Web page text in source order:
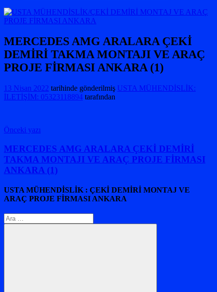
MERCEDES AMG ARALARA ÇEKİ
DEMİRİ TAKMA MONTAJI VE ARAÇ
PROJE FİRMASI ANKARA (1)
13 Nisan 2022 tarihinde gönderilmiş USTA MÜHENDİSLİK:
İLETİŞİM: 05323118894 tarafından
Yazı
gezinmesi
Önceki yazı
MERCEDES AMG ARALARA ÇEKİ DEMİRİ
TAKMA MONTAJI VE ARAÇ PROJE FİRMASI
ANKARA (1)
USTA MÜHENDİSLİK : ÇEKİ DEMİRİ MONTAJ VE
ARAÇ PROJE FİRMASI ANKARA
Arama: